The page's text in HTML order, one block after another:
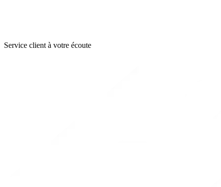
Service client à votre écoute